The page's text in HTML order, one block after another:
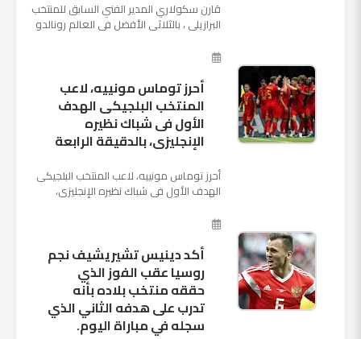
قارن سكولاري المدير الفني السابق للمنتخب
البرازيلي ، بالثلاثي الأفضل في العالم رونالدو
نجم ...
أحرز توماس مونييه، لاعب
المنتخب البلجيكى الهدف
الأول فى شباك نظيره
الإنجليزى، بالدقيقة الرابعة
أحرز توماس مونييه، لاعب المنتخب البلجيكى
الهدف الأول فى شباك نظيره الإنجليزى،
بينهما حاليا على م...
أكد دينيس تشيريشيف نجم
روسيا عقب الفوز الذي
حققه منتخب بلاده بأنه
تدرب على هدفه الثاني الذي
سجله في مباراة اليوم.